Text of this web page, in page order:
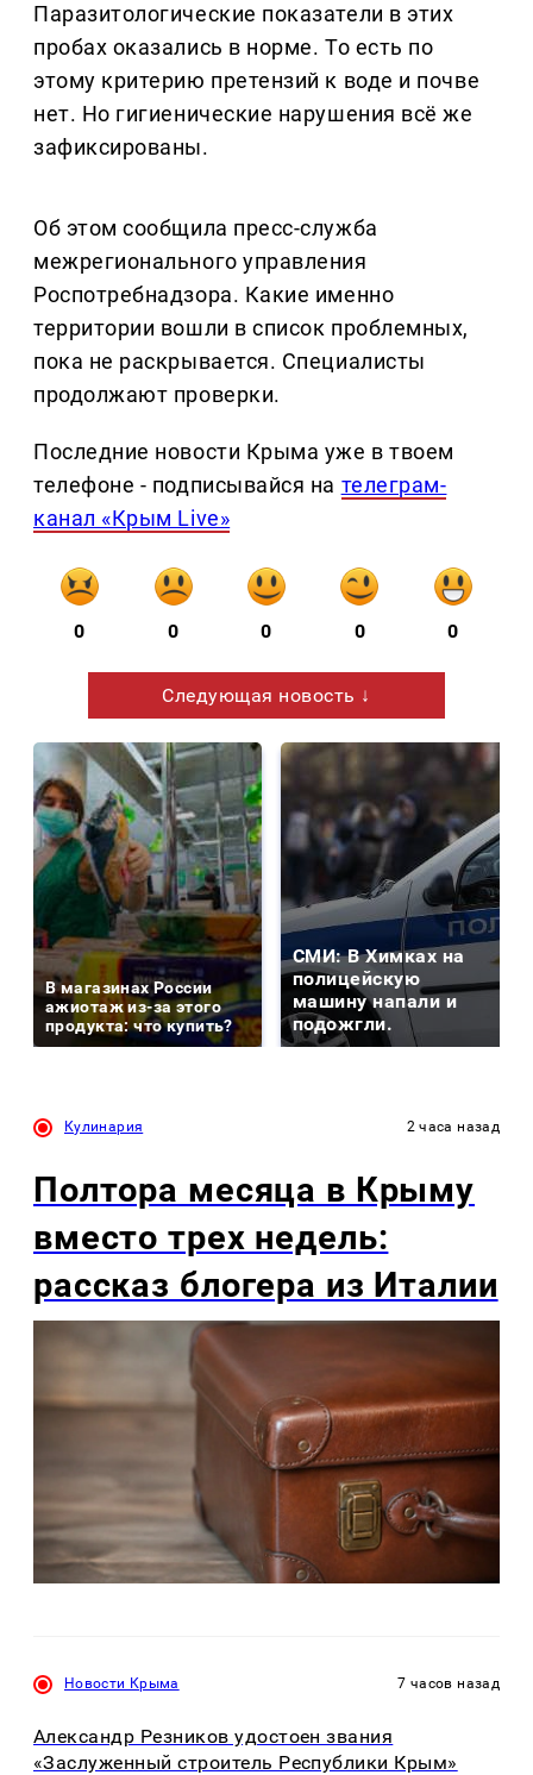
Паразитологические показатели в этих
пробах оказались в норме. То есть по
этому критерию претензий к воде и почве
нет. Но гигиенические нарушения всё же
зафиксированы.
Об этом сообщила пресс-служба
межрегионального управления
Роспотребнадзора. Какие именно
территории вошли в список проблемных,
пока не раскрывается. Специалисты
продолжают проверки.
Последние новости Крыма уже в твоем
телефоне - подписывайся на телеграм-
канал «Крым Live»
0 0 0 0 0
Следующая новость ↓
В магазинах России
ажиотаж из-за этого
продукта: что купить?
СМИ: В Химках на
полицейскую
машину напали и
подожгли.
Кулинария 2 часа назад
Полтора месяца в Крыму
вместо трех недель:
рассказ блогера из Италии
Новости Крыма 7 часов назад
Александр Резников удостоен звания
«Заслуженный строитель Республики Крым»